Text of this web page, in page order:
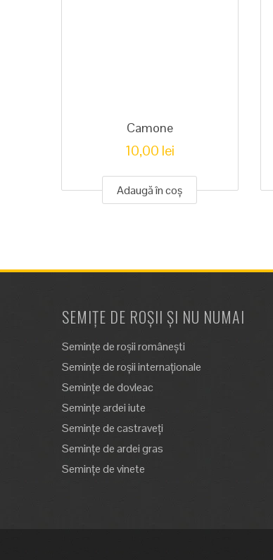
Camone
10,00 lei
Adaugă în coș
SEMIȚE DE ROȘII ȘI NU NUMAI
Semințe de roșii românești
Semințe de roșii internaționale
Semințe de dovleac
Semințe ardei iute
Semințe de castraveți
Semințe de ardei gras
Semințe de vinete